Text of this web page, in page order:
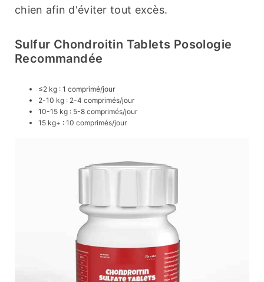
chien afin d'éviter tout excès.
Sulfur Chondroitin Tablets Posologie
Recommandée
≤2 kg : 1 comprimé/jour
2-10 kg : 2-4 comprimés/jour
10-15 kg : 5-8 comprimés/jour
15 kg+ : 10 comprimés/jour